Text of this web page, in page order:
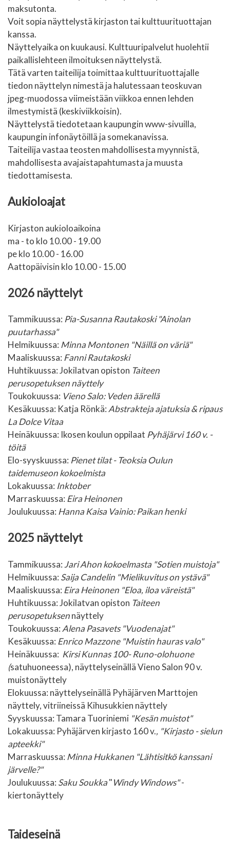
maksutonta.
Voit sopia näyttelystä kirjaston tai kulttuurituottajan
kanssa.
Näyttelyaika on kuukausi. Kulttuuripalvelut huolehtii
paikallislehteen ilmoituksen näyttelystä.
Tätä varten taiteilija toimittaa kulttuurituottajalle
tiedon näyttelyn nimestä ja halutessaan teoskuvan
jpeg-muodossa viimeistään viikkoa ennen lehden
ilmestymistä (keskiviikkoisin).
Näyttelystä tiedotetaan kaupungin www-sivuilla,
kaupungin infonäytöillä ja somekanavissa.
Taiteilija vastaa teosten mahdollisesta myynnistä,
mahdollisesta avajaistapahtumasta ja muusta
tiedottamisesta.
Aukioloajat
Kirjaston aukioloaikoina
ma - to klo 10.00 - 19.00
pe klo 10.00 - 16.00
Aattopäivisin klo 10.00 - 15.00
2026 näyttelyt
Tammikuussa: Pia-Susanna Rautakoski "Ainolan
puutarhassa"
Helmikuussa: Minna Montonen "Näillä on väriä"
Maaliskuussa: Fanni Rautakoski
Huhtikuussa: Jokilatvan opiston Taiteen
perusopetuksen näyttely
Toukokuussa: Vieno Salo: Veden äärellä
Kesäkuussa: Katja Rönkä: Abstrakteja ajatuksia & ripaus
La Dolce Vitaa
Heinäkuussa: Ikosen koulun oppilaat Pyhäjärvi 160 v. -
töitä
Elo-syyskuussa: Pienet tilat - Teoksia Oulun
taidemuseon kokoelmista
Lokakuussa: Inktober
Marraskuussa: Eira Heinonen
Joulukuussa: Hanna Kaisa Vainio: Paikan henki
2025 näyttelyt
Tammikuussa: Jari Ahon kokoelmasta "Sotien muistoja"
Helmikuussa: Saija Candelin "Mielikuvitus on ystävä"
Maaliskuussa: Eira Heinonen "Eloa, iloa väreistä"
Huhtikuussa: Jokilatvan opiston Taiteen
perusopetuksennäyttely
Toukokuussa: Alena Pasavets "Vuodenajat"
Kesäkuussa: Enrico Mazzone "Muistin hauras valo"
Heinäkuussa: Kirsi Kunnas 100- Runo-olohuone
(satuhuoneessa), näyttelyseinällä Vieno Salon 90 v.
muistonäyttely
Elokuussa: näyttelyseinällä Pyhäjärven Marttojen
näyttely, vitriineissä Kihusukkien näyttely
Syyskuussa: Tamara Tuoriniemi "Kesän muistot"
Lokakuussa: Pyhäjärven kirjasto 160 v., "Kirjasto - sielun
apteekki"
Marraskuussa: Minna Hukkanen "Lähtisitkö kanssani
järvelle?"
Joulukuussa: Saku Soukka"Windy Windows"-
kiertonäyttely
Taideseinä